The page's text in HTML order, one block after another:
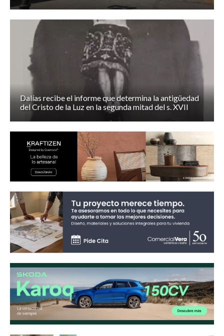
Dalías recibe el informe que determina la antigüedad
del Cristo de la Luz en la segunda mitad del s. XVII